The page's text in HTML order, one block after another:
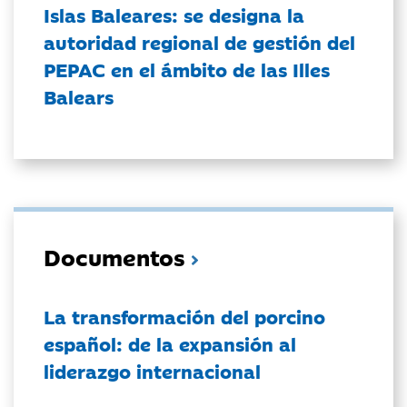
Islas Baleares: se designa la
autoridad regional de gestión del
PEPAC en el ámbito de las Illes
Balears
Documentos
La transformación del porcino
español: de la expansión al
liderazgo internacional